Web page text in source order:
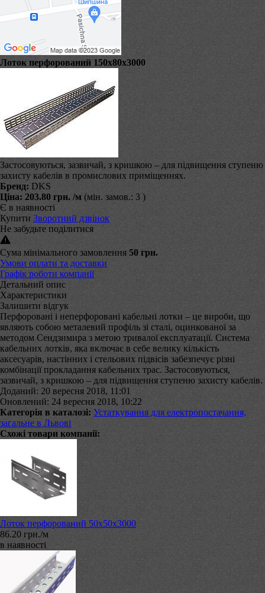
Лоток перфорований 150х80х3000
Застосовуються, зазвичай, з кришкою – для підвищення ступеню
захисту кабелів в промислових приміщеннях.
Бренд: DKS
Ціна: 203.80 грн. /м (мін. замов.: 3 )
Є в наявності
Купити Зворотний дзвінок
Не забудьте поділитися
Сума мінімального замовлення 50 грн.
Умови оплати та доставки
Графік роботи компанії
Детальний опис
Характеристики
Залишити відгук
Перфоровані і неперфоровані кабельні лотки – це вироби, що
являють собою металевий профіль зі сталі, оцинкованої за
методом Сендзимира з метою тривалої експлуатації. Система
кабельних лотків, яка включає в себе велику кількість
аксесуарів, настінних і стельових підвісів забезпечує різні
комбінації прокладання кабельних трас. Застосовуються,
зазвичай, з кришкою – для підвищення ступеню захисту кабелів.
Доданий: 20 вересня 2018, 11:01
Оновлений: 24 вересня 2018, 10:22
Категорія в каталозі: Устаткування для електропостачання,
загальне в Львові
Схожі товари компанії:
Лоток перфорований 50х50х3000
86.20 грн./м
в наявності